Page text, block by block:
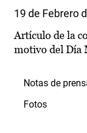
19 de Febrero
Artículo de la
motivo del Día
Notas de
Fotos